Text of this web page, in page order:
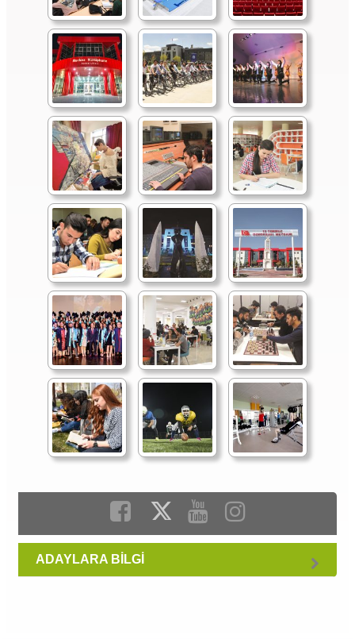
ADAYLARA BİLGİ